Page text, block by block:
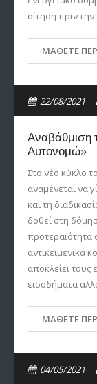
αίτηση πριν
ΜΆΘΕΤΕ
22/08/2021
Αναβάθμιση
Αυτονομώ»
Στο νέο κύκλο
αναμένεται να
και τη
δοθεί στη
αντικειμενικά
αποκλείει
εισοδήματα
ΜΆΘΕΤΕ
04/05/2021